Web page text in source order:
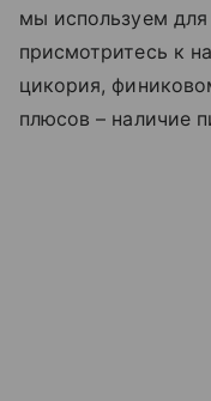
мы используем для
присмотритесь к
цикория,
плюсов – наличие